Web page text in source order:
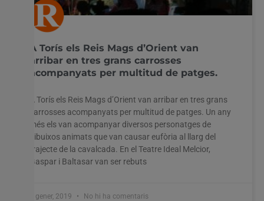
A Torís els Reis Mags d’Orient van
arribar en tres grans carrosses
acompanyats per multitud de patges.
A Torís els Reis Mags d’Orient van arribar en tres grans
carrosses acompanyats per multitud de patges. Un any
més els van acompanyar diversos personatges de
dibuixos animats que van causar eufòria al llarg del
trajecte de la cavalcada. En el Teatre Ideal Melcior,
Gaspar i Baltasar van ser rebuts
7 gener, 2019 No hi ha comentaris